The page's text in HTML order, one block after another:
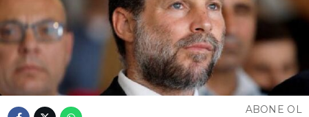
ABONE OL